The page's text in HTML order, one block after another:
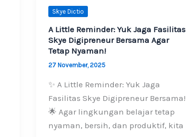
Skye Dictio
A Little Reminder: Yuk Jaga Fasilitas
Skye Digipreneur Bersama Agar
Tetap Nyaman!
27 November, 2025
✨ A Little Reminder: Yuk Jaga
Fasilitas Skye Digipreneur Bersama!
🌟 Agar lingkungan belajar tetap
nyaman, bersih, dan produktif, kita